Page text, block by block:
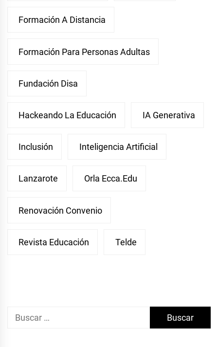
Formación A Distancia
Formación Para Personas Adultas
Fundación Disa
Hackeando La Educación IA Generativa
Inclusión Inteligencia Artificial
Lanzarote Orla Ecca.edu
Renovación Convenio
Revista Educación Telde
Buscar: